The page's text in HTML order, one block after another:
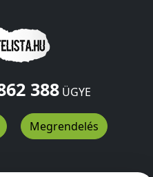
388ÜGYE
Megrendelés